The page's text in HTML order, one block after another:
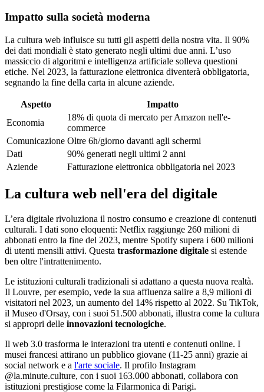
Impatto sulla società moderna
La cultura web influisce su tutti gli aspetti della nostra vita. Il 90%
dei dati mondiali è stato generato negli ultimi due anni. L’uso
massiccio di algoritmi e intelligenza artificiale solleva questioni
etiche. Nel 2023, la fatturazione elettronica diventerà obbligatoria,
segnando la fine della carta in alcune aziende.
Aspetto
Impatto
Economia
18% di quota di mercato per Amazon nell'e-
commerce
Comunicazione Oltre 6h/giorno davanti agli schermi
Dati
90% generati negli ultimi 2 anni
Aziende
Fatturazione elettronica obbligatoria nel 2023
La cultura web nell'era del digitale
L’era digitale rivoluziona il nostro consumo e creazione di contenuti
culturali. I dati sono eloquenti: Netflix raggiunge 260 milioni di
abbonati entro la fine del 2023, mentre Spotify supera i 600 milioni
di utenti mensili attivi. Questa trasformazione digitale si estende
ben oltre l'intrattenimento.
Le istituzioni culturali tradizionali si adattano a questa nuova realtà.
Il Louvre, per esempio, vede la sua affluenza salire a 8,9 milioni di
visitatori nel 2023, un aumento del 14% rispetto al 2022. Su TikTok,
il Museo d'Orsay, con i suoi 51.500 abbonati, illustra come la cultura
si appropri delle innovazioni tecnologiche.
Il web 3.0 trasforma le interazioni tra utenti e contenuti online. I
musei francesi attirano un pubblico giovane (11-25 anni) grazie ai
social network e a l'arte sociale. Il profilo Instagram
@la.minute.culture, con i suoi 163.000 abbonati, collabora con
istituzioni prestigiose come la Filarmonica di Parigi.